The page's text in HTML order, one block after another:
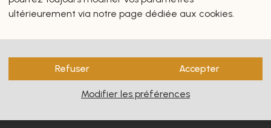
vous intéresseront
ultérieurement via notre page dédiée aux cookies.
Refuser Accepter
Modifier les préférences